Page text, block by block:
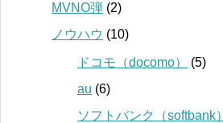
MVNO弾 (2)
ノウハウ (10)
ドコモ（docomo）
(5)
au (6)
ソフトバンク（softbank）